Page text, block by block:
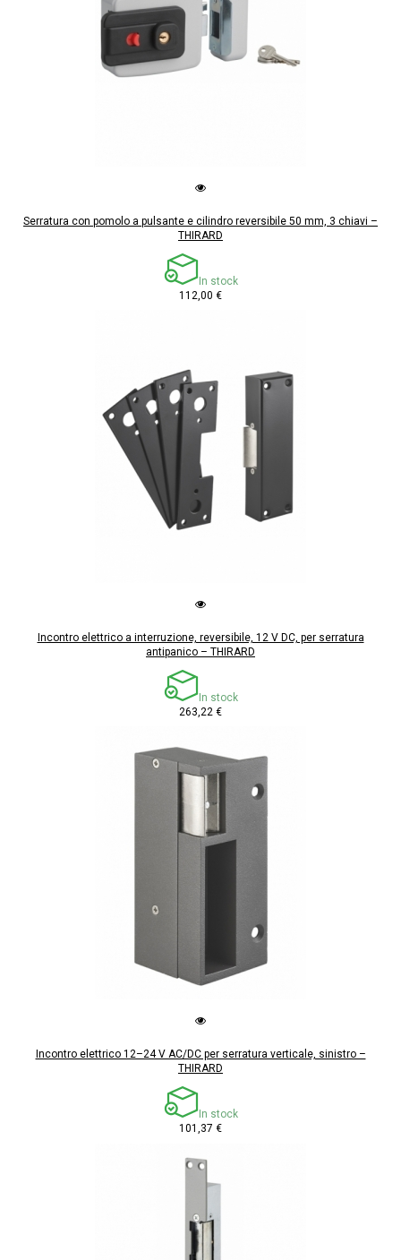
Serratura con pomolo a pulsante e cilindro reversibile 50 mm, 3 chiavi –
THIRARD
In stock
112,00 €
Incontro elettrico a interruzione, reversibile, 12 V DC, per serratura
antipanico – THIRARD
In stock
263,22 €
Incontro elettrico 12–24 V AC/DC per serratura verticale, sinistro –
THIRARD
In stock
101,37 €